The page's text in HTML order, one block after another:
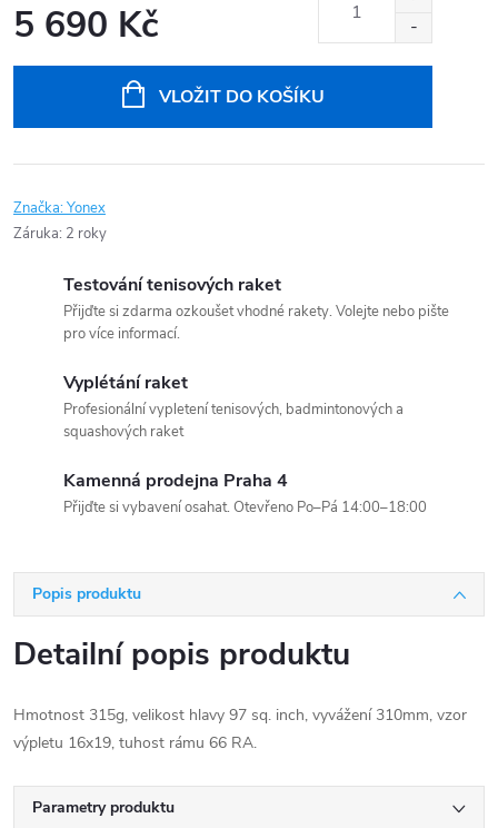
5 690 Kč
VLOŽIT DO KOŠÍKU
Značka:Yonex
Záruka: 2 roky
Testování tenisových raket
Přijďte si zdarma ozkoušet vhodné rakety. Volejte nebo pište
pro více informací.
Vyplétání raket
Profesionální vypletení tenisových, badmintonových a
squashových raket
Kamenná prodejna Praha 4
Přijďte si vybavení osahat. Otevřeno Po–Pá 14:00–18:00
Popis produktu
Detailní popis produktu
Hmotnost 315g, velikost hlavy 97 sq. inch, vyvážení 310mm, vzor
výpletu 16x19, tuhost rámu 66 RA.
Parametry produktu